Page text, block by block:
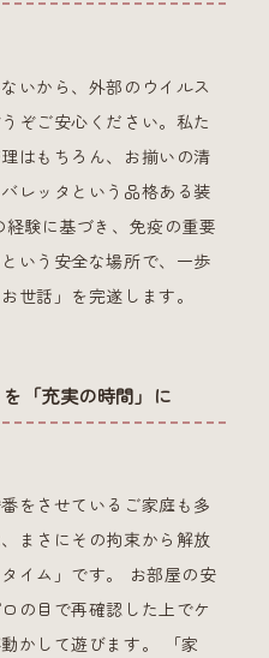
いから、外部のウイルス
ぞご安心ください。私た
はもちろん、お揃いの清
レッタという品格ある装
験に基づき、免疫の重要
いう安全な場所で、一歩
世話」を完遂します。
「充実の時間」に
をさせているご家庭も多
まさにその拘束から解放
イム」です。 お部屋の安
の目で再確認した上でケ
かして遊びます。 「家